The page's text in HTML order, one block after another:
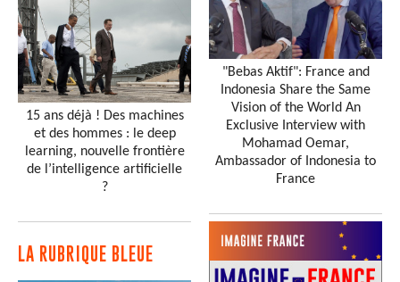
15 ans déjà ! Des machines
et des hommes : le deep
learning, nouvelle frontière
de l’intelligence artificielle
?
LA RUBRIQUE BLEUE
"Bebas Aktif": France and
Indonesia Share the Same
Vision of the World An
Exclusive Interview with
Mohamad Oemar,
Ambassador of Indonesia to
France